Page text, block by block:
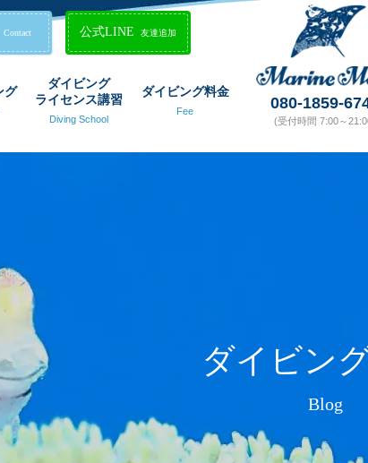
080-1859-
(受付時間 7:00～
グ
ダイビング
ライセンス講習
Diving School
ダイビング料金
Fee
Contact 公式LINE 友達追加
ダイビン
Blog